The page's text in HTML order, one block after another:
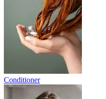
Conditioner